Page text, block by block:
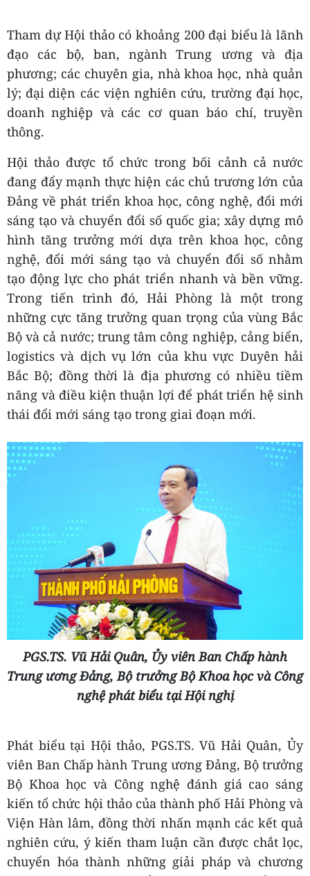
Tham dự Hội thảo có khoảng 200 đại biểu là lãnh
đạo các bộ, ban, ngành Trung ương và địa
phương; các chuyên gia, nhà khoa học, nhà quản
lý; đại diện các viện nghiên cứu, trường đại học,
doanh nghiệp và các cơ quan báo chí, truyền
thông.
Hội thảo được tổ chức trong bối cảnh cả nước
đang đẩy mạnh thực hiện các chủ trương lớn của
Đảng về phát triển khoa học, công nghệ, đổi mới
sáng tạo và chuyển đổi số quốc gia; xây dựng mô
hình tăng trưởng mới dựa trên khoa học, công
nghệ, đổi mới sáng tạo và chuyển đổi số nhằm
tạo động lực cho phát triển nhanh và bền vững.
Trong tiến trình đó, Hải Phòng là một trong
những cực tăng trưởng quan trọng của vùng Bắc
Bộ và cả nước; trung tâm công nghiệp, cảng biển,
logistics và dịch vụ lớn của khu vực Duyên hải
Bắc Bộ; đồng thời là địa phương có nhiều tiềm
năng và điều kiện thuận lợi để phát triển hệ sinh
thái đổi mới sáng tạo trong giai đoạn mới.
PGS.TS. Vũ Hải Quân, Ủy viên Ban Chấp hành
Trung ương Đảng, Bộ trưởng Bộ Khoa học và Công
nghệ phát biểu tại Hội nghị
Phát biểu tại Hội thảo, PGS.TS. Vũ Hải Quân, Ủy
viên Ban Chấp hành Trung ương Đảng, Bộ trưởng
Bộ Khoa học và Công nghệ đánh giá cao sáng
kiến tổ chức hội thảo của thành phố Hải Phòng và
Viện Hàn lâm, đồng thời nhấn mạnh các kết quả
nghiên cứu, ý kiến tham luận cần được chắt lọc,
chuyển hóa thành những giải pháp và chương